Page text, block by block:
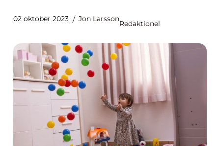
02 oktober 2023 Jon Larsson
Redaktionel